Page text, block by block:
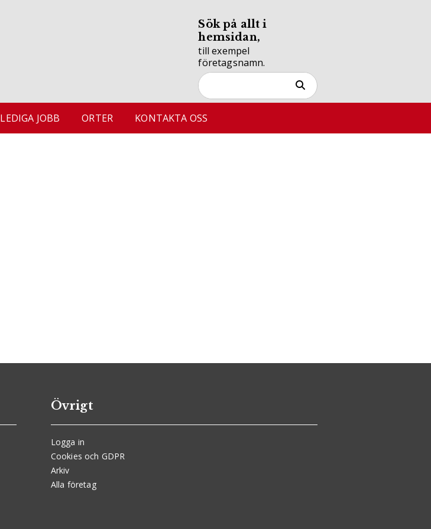
Sök på allt i
hemsidan,
till exempel
företagsnamn.
LEDIGA JOBB ORTER KONTAKTA OSS
Övrigt
Logga in
Cookies och GDPR
Arkiv
Alla företag